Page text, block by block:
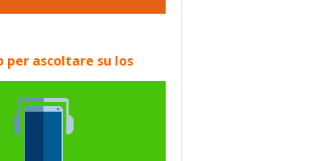
per ascoltare su Ios